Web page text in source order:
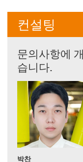
컨설팅
문의사항에
습니다.
박찬